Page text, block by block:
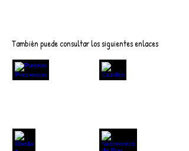
También puede consultar los siguientes enlaces